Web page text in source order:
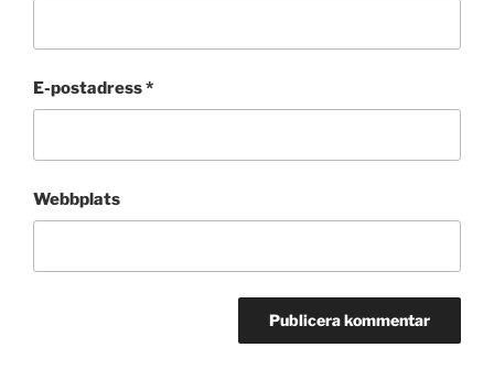
E-postadress*
Webbplats